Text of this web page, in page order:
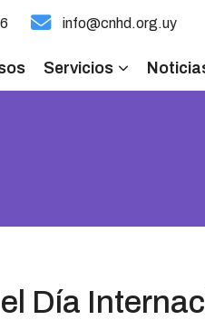
Servicios
info@cnhd.org.uy
Día